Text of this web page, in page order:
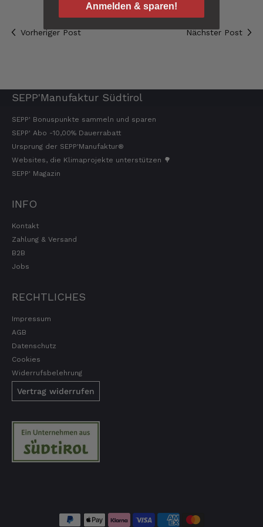
Vorheriger Post Nächster Post
SEPP'Manufaktur Südtirol
SEPP' Bonuspunkte sammeln und sparen
SEPP' Abo -10,00% Dauerrabatt
Ursprung der SEPP'Manufaktur®
Websites, die Klimaprojekte unterstützen 🌳
SEPP' Magazin
INFO
Kontakt
Zahlung & Versand
B2B
Jobs
RECHTLICHES
Impressum
AGB
Datenschutz
Cookies
Widerrufsbelehrung
Vertrag widerrufen
nur noch da. Große Auswahl, für jeden ist
was dabei. Für mich passt die Preis-Leistung
Tatsiana
Verifizierter Kunde
Der Schinken ist unser Favorit. Einfach
köstlich und ruckzuck aufgegessen!!!!!!!
Deshalb haben wir einen Vorrat angelegt.
Verifizierter Kunde
Anmelden & sparen!